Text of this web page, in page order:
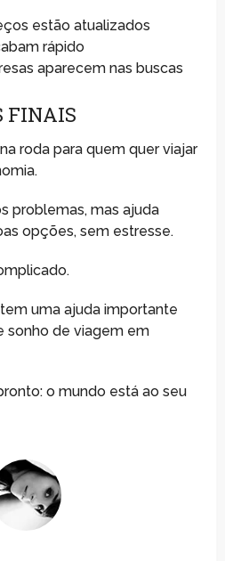
estão atualizados
rápido
aparecem nas buscas
FINAIS
roda para quem quer viajar
problemas, mas ajuda
opções, sem estresse.
uma ajuda importante
sonho de viagem em
o mundo está ao seu